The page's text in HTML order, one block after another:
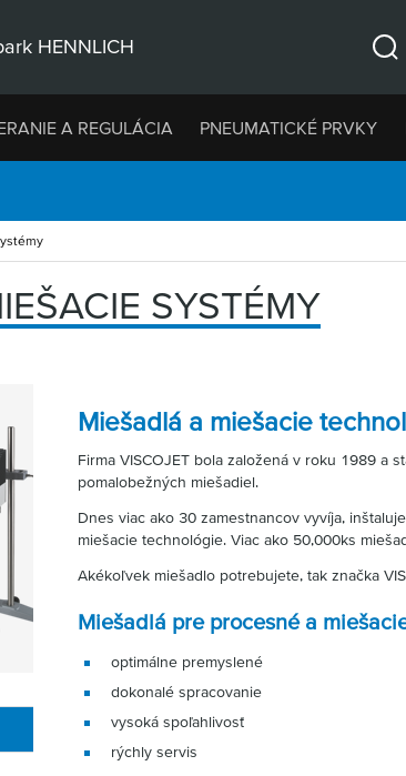
HENNLICH
A REGULÁCIA PNEUMATICKÉ PRVKY
SYSTÉMY
Miešadlá a miešacie
Firma VISCOJET bola založená v roku 1989 a
pomalobežných miešadiel.
Dnes viac ako 30 zamestnancov vyvíja,
miešacie technológie. Viac ako 50,000ks
Akékoľvek miešadlo potrebujete, tak značka
Miešadlá pre procesné a
optimálne premyslené
dokonalé spracovanie
vysoká spoľahlivosť
rýchly servis